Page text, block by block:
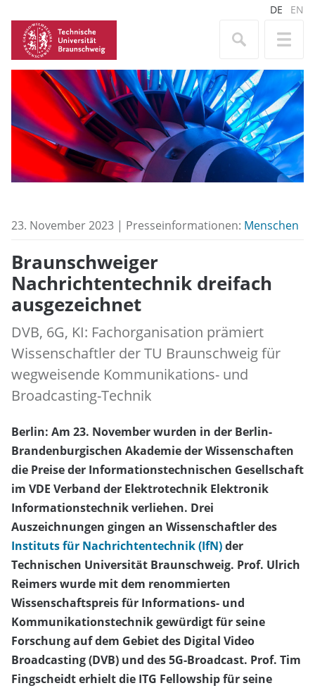
DE EN
23. November 2023 | Presseinformationen: Menschen
Braunschweiger
Nachrichtentechnik dreifach
ausgezeichnet
DVB, 6G, KI: Fachorganisation prämiert
Wissenschaftler der TU Braunschweig für
wegweisende Kommunikations- und
Broadcasting-Technik
Berlin: Am 23. November wurden in der Berlin-
Brandenburgischen Akademie der Wissenschaften
die Preise der Informationstechnischen Gesellschaft
im VDE Verband der Elektrotechnik Elektronik
Informationstechnik verliehen. Drei
Auszeichnungen gingen an Wissenschaftler des
Instituts für Nachrichtentechnik (IfN)der
Technischen Universität Braunschweig. Prof. Ulrich
Reimers wurde mit dem renommierten
Wissenschaftspreis für Informations- und
Kommunikationstechnik gewürdigt für seine
Forschung auf dem Gebiet des Digital Video
Broadcasting (DVB) und des 5G-Broadcast. Prof. Tim
Fingscheidt erhielt die ITG Fellowship für seine